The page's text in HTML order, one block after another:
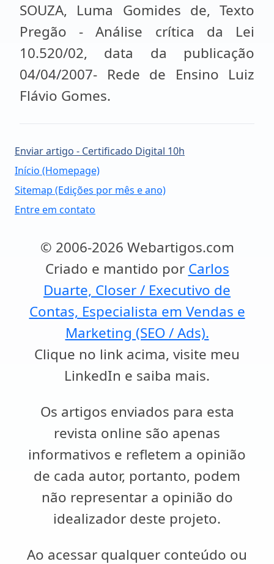
SOUZA, Luma Gomides de, Texto
Pregão - Análise crítica da Lei
10.520/02, data da publicação
04/04/2007- Rede de Ensino Luiz
Flávio Gomes.
Enviar artigo - Certificado Digital 10h
Início (Homepage)
Sitemap (Edições por mês e ano)
Entre em contato
© 2006-2026 Webartigos.com
Criado e mantido por Carlos
Duarte, Closer / Executivo de
Contas, Especialista em Vendas e
Marketing (SEO / Ads).
Clique no link acima, visite meu
LinkedIn e saiba mais.
Os artigos enviados para esta
revista online são apenas
informativos e refletem a opinião
de cada autor, portanto, podem
não representar a opinião do
idealizador deste projeto.
Ao acessar qualquer conteúdo ou